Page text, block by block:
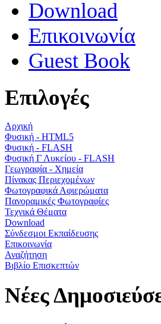
Download
Επικοινωνία
Guest Book
Επιλογές
Αρχική
Φυσική - HTML5
Φυσική - FLASH
Φυσική Γ Λυκείου - FLASH
Γεωγραφία - Χημεία
Πίνακας Περιεχομένων
Φωτογραφικά Αφιερώματα
Πανοραμικές Φωτογραφίες
Τεχνικά Θέματα
Download
Σύνδεσμοι Εκπαίδευσης
Επικοινωνία
Αναζήτηση
Βιβλίο Επισκεπτών
Νέες